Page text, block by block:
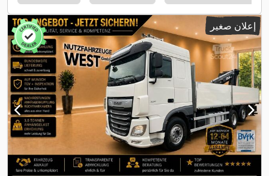
إعلان صغير